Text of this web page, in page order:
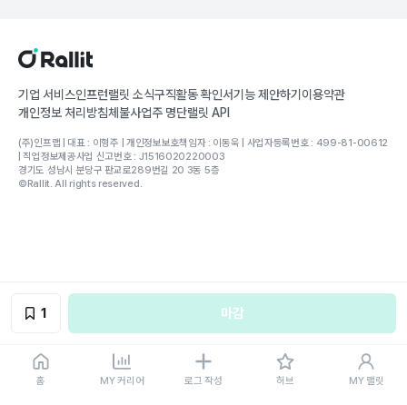
홈 MY 커리어 로그 작성 허브 MY 랠릿
1 마감
기업 서비스인프런랠릿 소식구직활동 확인서기능 제안하기이용약관
개인정보 처리방침체불사업주 명단랠릿 API
(주)인프랩 | 대표 : 이형주 | 개인정보보호책임자 : 이동욱 | 사업자등록번호 : 499-81-00612
| 직업정보제공사업 신고번호 : J1516020220003
경기도 성남시 분당구 판교로289번길 20 3동 5층
©Rallit. All rights reserved.